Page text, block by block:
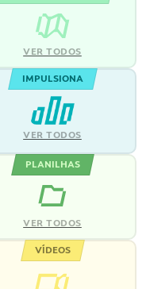
VER TODOS
IMPULSIONA
VER TODOS
PLANILHAS
VER TODOS
VÍDEOS